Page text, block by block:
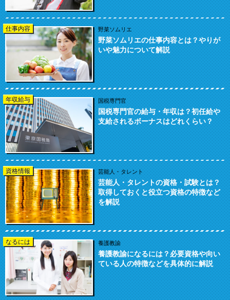
仕事内容 野菜ソムリエ
野菜ソムリエの仕事内容とは？やりが
いや魅力について解説
年収給与 国税専門官
国税専門官の給与・年収は？初任給や
支給されるボーナスはどれくらい？
資格情報 芸能人・タレント
芸能人・タレントの資格・試験とは？
取得しておくと役立つ資格の特徴など
を解説
なるには 養護教諭
養護教諭になるには？必要資格や向い
ている人の特徴などを具体的に解説